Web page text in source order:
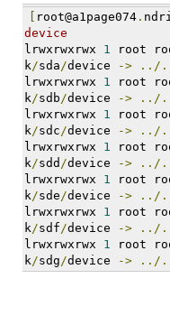
root@a1page074 .
device
lrwxrwxrwx 1 root
k/sda/device -> ../
lrwxrwxrwx 1 root
k/sdb/device -> ../
lrwxrwxrwx 1 root
k/sdc/device -> ../
lrwxrwxrwx 1 root
k/sdd /device -> ../
lrwxrwxrwx 1 root
k/sde/device -> ../
lrwxrwxrwx 1 root
k/sdf/device -> ../
lrwxrwxrwx 1 root
k/sdg/device -> ../
절
주
절
30
군
이
11
둘
째
사
고
일
지
Tech